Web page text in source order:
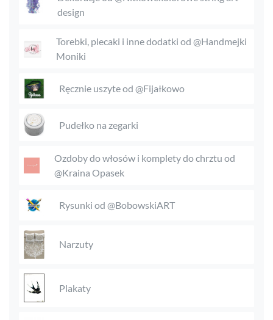
design
Torebki, plecaki i inne dodatki od @Handmejki
Moniki
Ręcznie uszyte od @Fijałkowo
Pudełko na zegarki
Ozdoby do włosów i komplety do chrztu od
@Kraina Opasek
Rysunki od @BobowskiART
Narzuty
Plakaty